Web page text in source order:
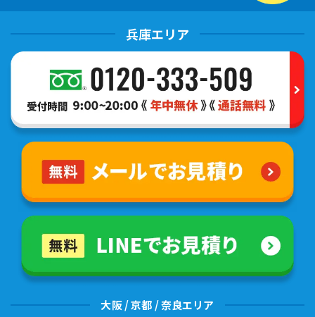
兵庫エリア
大阪 / 京都 / 奈良エリア